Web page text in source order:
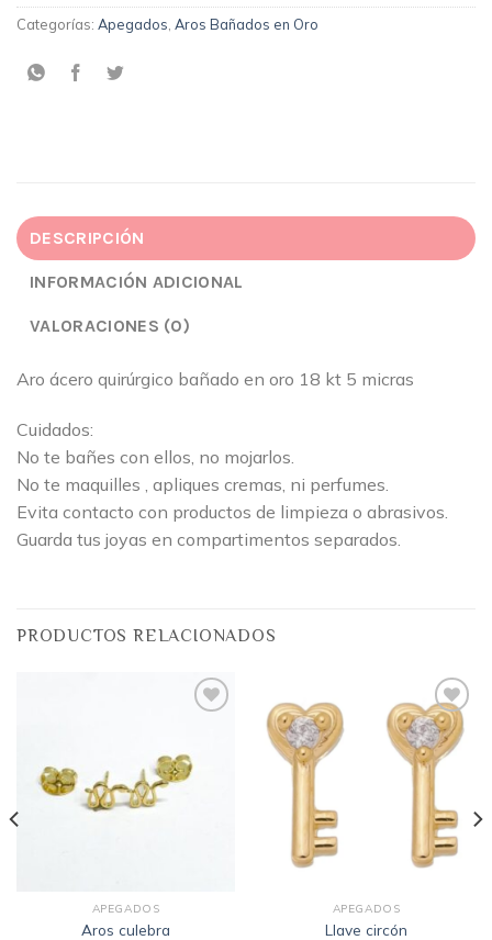
Categorías: Apegados Aros Bañados en Oro
DESCRIPCIÓN
INFORMACIÓN ADICIONAL
VALORACIONES (0)
Aro ácero quirúrgico bañado en oro 18 kt 5 micras
Cuidados:
No te bañes con ellos, no mojarlos.
No te maquilles , apliques cremas, ni perfumes.
Evita contacto con productos de limpieza o abrasivos.
Guarda tus joyas en compartimentos separados.
PRODUCTOS RELACIONADOS
lista
APEGADOS
Aros culebra
Añadir
a la
lista
de
APEGADOS
Llave circón